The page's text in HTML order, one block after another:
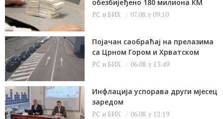
обезбијеђено 180 милиона КМ
РС и БИХ 07.08. у 09:10
Појачан саобраћај на прелазима
са Црном Гором и Хрватском
РС и БИХ 06.08. у 13:49
Инфлација успорава други мјесец
заредом
РС и БИХ 06.08. у 12:19